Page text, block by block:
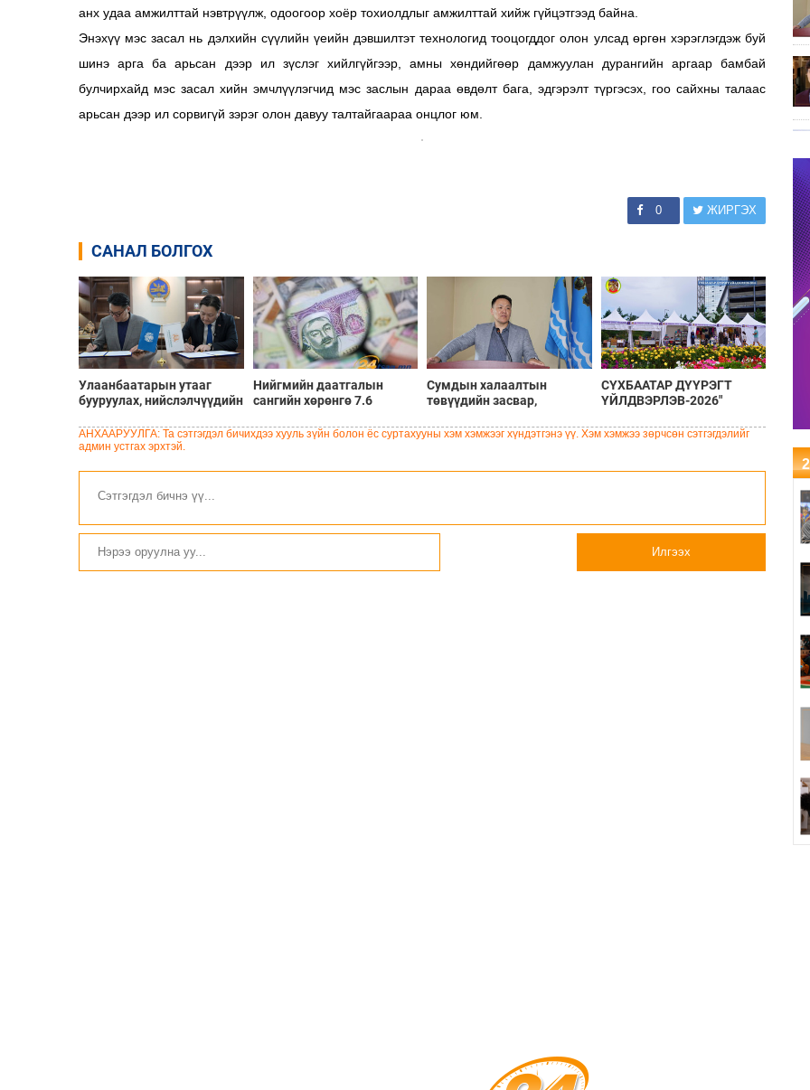
анх удаа амжилттай нэвтрүүлж, одоогоор хоёр тохиолдлыг амжилттай хийж гүйцэтгээд байна.
Энэхүү мэс засал нь дэлхийн сүүлийн үеийн дэвшилтэт технологид тооцогддог олон улсад өргөн хэрэглэгдэж буй
шинэ арга ба арьсан дээр ил зүслэг хийлгүйгээр, амны хөндийгөөр дамжуулан дурангийн аргаар бамбай
булчирхайд мэс засал хийн эмчлүүлэгчид мэс заслын дараа өвдөлт бага, эдгэрэлт түргэсэх, гоо сайхны талаас
арьсан дээр ил сорвигүй зэрэг олон давуу талтайгаараа онцлог юм.
0 ЖИРГЭХ
САНАЛ БОЛГОХ
Улаанбаатарын утааг
бууруулах, нийслэлчүүдийн
төслийг “Чингис хаан
баялгийн сан нэгдэл” ХХК-
Нийгмийн даатгалын
сангийн хөрөнгө 7.6
арвижлаа
Сумдын халаалтын
төвүүдийн засвар,
хувийн хэвшил рүү
СҮХБААТАР ДҮҮРЭГТ
ҮЙЛДВЭРЛЭВ-2026"
БАЙНА
АНХААРУУЛГА: Та сэтгэгдэл бичихдээ хууль зүйн болон ёс суртахууны хэм хэмжээг хүндэтгэнэ үү. Хэм хэмжээ зөрчсөн сэтгэгдэлийг
админ устгах эрхтэй.
Илгээх